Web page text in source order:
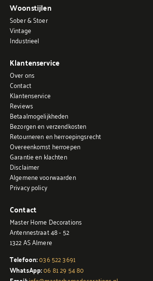
Woonstijlen
Sober & Stoer
Vintage
Industrieel
Klantenservice
Over ons
Contact
Klantenservice
Reviews
Betaalmogelijkheden
Bezorgen en verzendkosten
Retourneren en herroepingsrecht
Overeenkomst herroepen
Garantie en klachten
Disclaimer
Algemene voorwaarden
Privacy policy
Contact
Master Home Decorations
Antennestraat 48 - 52
1322 AS Almere
Telefoon:036 522 3691
WhatsApp:06 81 29 54 80